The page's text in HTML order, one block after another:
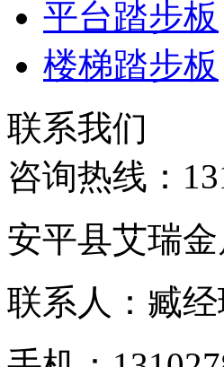
平台踏步板
楼梯踏步板
联系我们
咨询热线：
安平县艾瑞
联系人：臧经